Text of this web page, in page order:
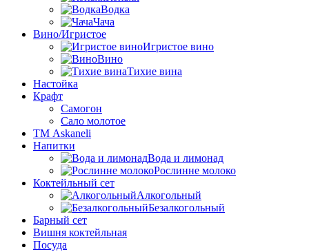
Водка
Чача
Вино/Игристое
Игристое вино
Вино
Тихие вина
Настойка
Крафт
Самогон
Сало молотое
ТМ Askaneli
Напитки
Вода и лимонад
Рослинне молоко
Коктейльный сет
Алкогольный
Безалкогольный
Барный сет
Вишня коктейльная
Посуда